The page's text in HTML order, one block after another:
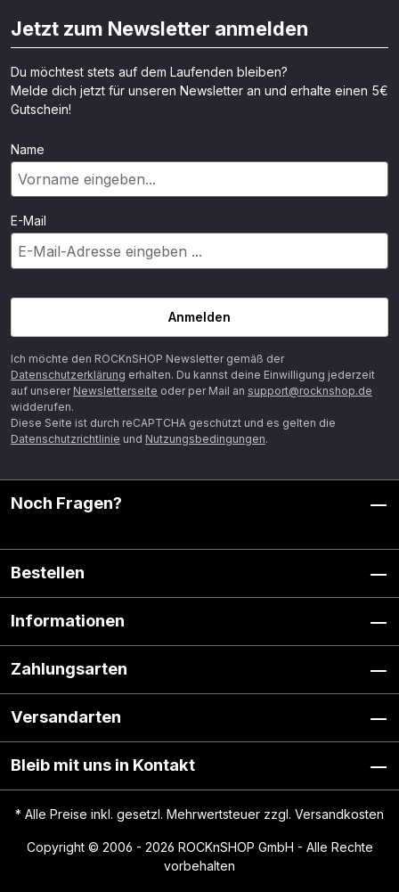
Jetzt zum Newsletter anmelden
Du möchtest stets auf dem Laufenden bleiben?
Melde dich jetzt für unseren Newsletter an und erhalte einen 5€
Gutschein!
Name
E-Mail
Anmelden
Ich möchte den ROCKnSHOP Newsletter gemäß der
Datenschutzerklärung erhalten. Du kannst deine Einwilligung jederzeit
auf unserer Newsletterseite oder per Mail an support@rocknshop.de
widderufen.
Diese Seite ist durch reCAPTCHA geschützt und es gelten die
Datenschutzrichtlinie und Nutzungsbedingungen.
Noch Fragen?
Bestellen
Informationen
Zahlungsarten
Versandarten
Bleib mit uns in Kontakt
* Alle Preise inkl. gesetzl. Mehrwertsteuer zzgl. Versandkosten
Copyright © 2006 - 2026 ROCKnSHOP GmbH - Alle Rechte
vorbehalten